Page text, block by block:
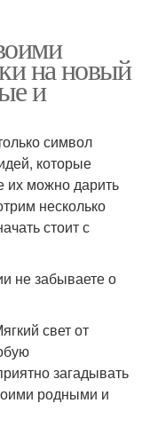
на новый
и
символ
которые
их можно дарить
несколько
стоит с
не забываете о
свет от
загадывать
родными и